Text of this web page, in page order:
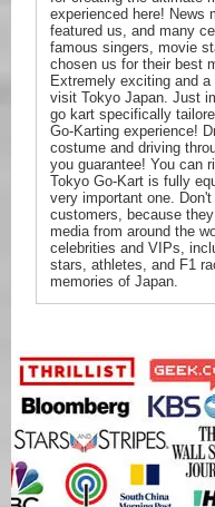
experienced here! News
featured us, and many
famous singers, movie
chosen us for their best
Extremely exciting and
visit Tokyo Japan. Just
go kart specifically
Go-Karting experience!
costume and driving
you guarantee! You can
Tokyo Go-Kart is fully
very important one.
customers, because
media from around the
celebrities and VIPs,
stars, athletes, and F1
memories of Japan.